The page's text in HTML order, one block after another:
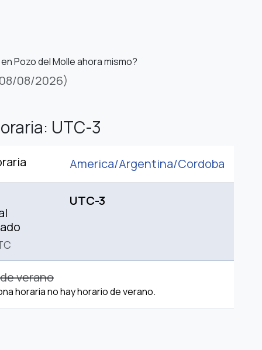
Pozo del Molle ahora mismo?
08/2026)
UTC-3
America/Argentina/Cordoba
UTC-3
verano
horaria no hay horario de verano.